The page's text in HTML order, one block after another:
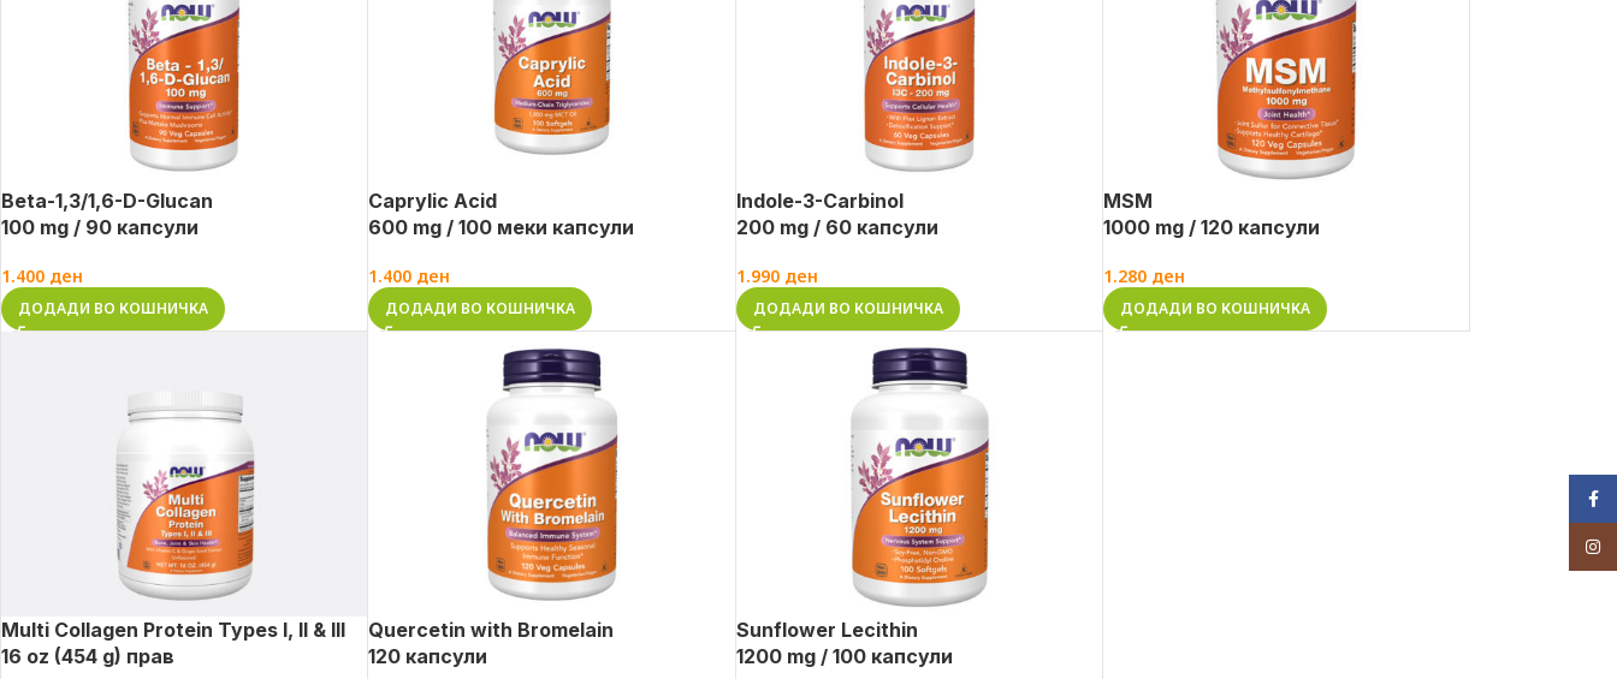
Beta-1,3/1,6-D-Glucan
100 mg / 90 капсули
1.400 ден
ДОДАДИ ВО КОШНИЧКА
Caprylic Acid
600 mg / 100 меки капсули
1.400 ден
ДОДАДИ ВО КОШНИЧКА
Indole-3-Carbinol
200 mg / 60 капсули
1.990 ден
ДОДАДИ ВО КОШНИЧКА
MSM
1000 mg / 120 капсули
1.280 ден
ДОДАДИ ВО КОШНИЧКА
Multi Collagen Protein Types I, II & III
16 oz (454 g) прав
Quercetin with Bromelain
120 капсули
Sunflower Lecithin
1200 mg / 100 капсули